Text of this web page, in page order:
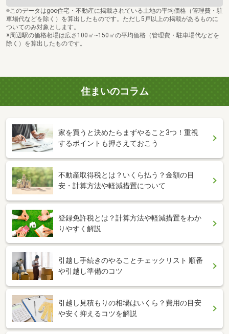
※このデータはgoo住宅・不動産に掲載されている土地の平均価格（管理費・駐
車場代などを除く）を算出したものです。ただし5戸以上の掲載があるものに
ついてのみ対象とします。
※周辺駅の価格相場は広さ100㎡~150㎡の平均価格（管理費・駐車場代などを
除く）を算出したものです。
住まいのコラム
家を買うと決めたらまずやること3つ！重視
するポイントも押さえておこう
不動産取得税とは？いくら払う？金額の目
安・計算方法や軽減措置について
登録免許税とは？計算方法や軽減措置をわか
りやすく解説
引越し手続きのやることチェックリスト 順番
や引越し準備のコツ
引越し見積もりの相場はいくら？費用の目安
や安く抑えるコツを解説